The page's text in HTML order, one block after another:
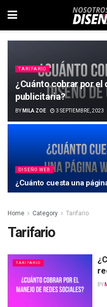
TARIFARIO
¿Cuánto cobrar por el
publicitaria?
BY MILA ZOE 3 SEPTIEMBRE, 2023
DISEÑO WEB
¿Cuánto cuesta una
Home Category Tarifario
Tarifario
TARIFARIO
BY